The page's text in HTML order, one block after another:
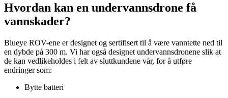
Hvordan kan en undervannsdrone få
vannskader?
Blueye ROV-ene er designet og sertifisert til å være vanntette ned til
en dybde på 300 m. Vi har også designet undervannsdronene slik at
de kan vedlikeholdes i felt av sluttkundene vår, for å utføre
endringer som:
Bytte batteri